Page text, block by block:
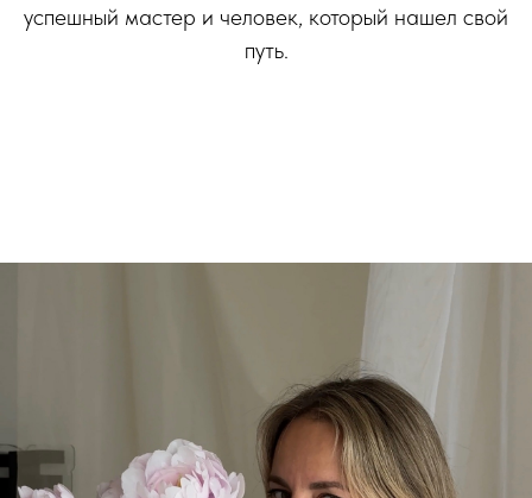
успешный мастер и человек, который нашел свой
путь.